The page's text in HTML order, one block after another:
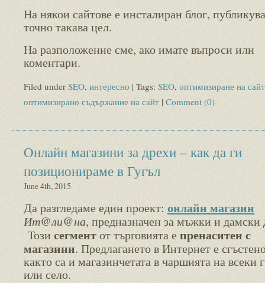
На някои сайтове е инсталиран блог,
точно такава цел.
На разположение сме, ако имате въпроси или
коментари.
Filed under SEO, интересно | Tags: SEO, оптимизиране на сайт
оптимизирано съдържание на сайт | Comment (0)
Онлайн магазини за дрехи – как да ги
позиционираме в Гугъл
June 4th, 2015
Да разгледаме един проект: онлайн магазин
Ит@ли@на, предназначен за мъжки и дамски
Този сегментот търговията епренаситен с
магазини. Предлагането в Интернет е
както са и магазинчетата в чаршията на всеки
или село.